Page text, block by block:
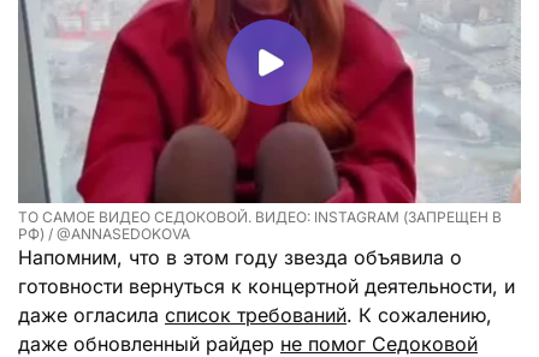
ТО САМОЕ ВИДЕО СЕДОКОВОЙ. ВИДЕО: INSTAGRAM (ЗАПРЕЩЕН В
РФ) / @ANNASEDOKOVA
Напомним, что в этом году звезда объявила о
готовности вернуться к концертной деятельности, и
даже огласила список требований. К сожалению,
даже обновленный райдер не помог Седоковой